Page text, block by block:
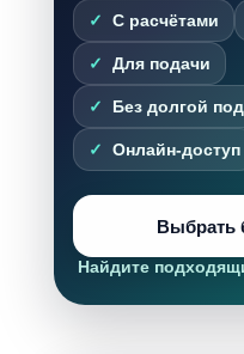
С расчётами
Для подачи
Без долгой
Онлайн-доступ
Выбрать
Найдите